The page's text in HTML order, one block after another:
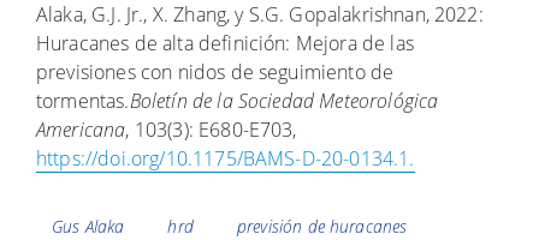
Alaka, G.J. Jr., X. Zhang, y S.G. Gopalakrishnan, 2022:
Huracanes de alta definición: Mejora de las
previsiones con nidos de seguimiento de
tormentas.Boletín de la Sociedad Meteorológica
Americana, 103(3): E680-E703,
https://doi.org/10.1175/BAMS-D-20-0134.1.
Etiquetas
Gus Alaka hrd previsión de huracanes